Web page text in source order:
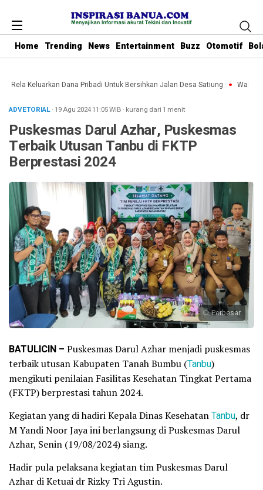
Home Trending News Entertainment Buzz Otomotif
Rela Keluarkan Dana Pribadi Untuk Bersihkan Jalan Desa Satiung Waket
ADVETORIAL· 19 Agu 202411:05WIB · kurang dari 1 menit
Puskesmas Darul Azhar, Puskesmas
Terbaik Utusan Tanbu di FKTP
Berprestasi 2024
Perbesar
BATULICIN – Puskesmas Darul Azhar menjadi puskesmas
terbaik utusan Kabupaten Tanah Bumbu (Tanbu)
mengikuti penilaian Fasilitas Kesehatan Tingkat Pertama
(FKTP) berprestasi tahun 2024.
Kegiatan yang di hadiri Kepala Dinas KesehatanTanbu, dr
M Yandi Noor Jaya ini berlangsung di Puskesmas Darul
Azhar, Senin (19/08/2024) siang.
Hadir pula pelaksana kegiatan tim Puskesmas Darul
Azhar di Ketuai dr Rizky Tri Agustin.